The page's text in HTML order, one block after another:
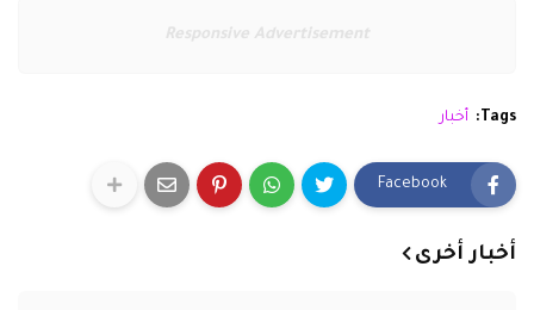
Responsive Advertisement
Tags: أخبار
Facebook
أخبار أخرى